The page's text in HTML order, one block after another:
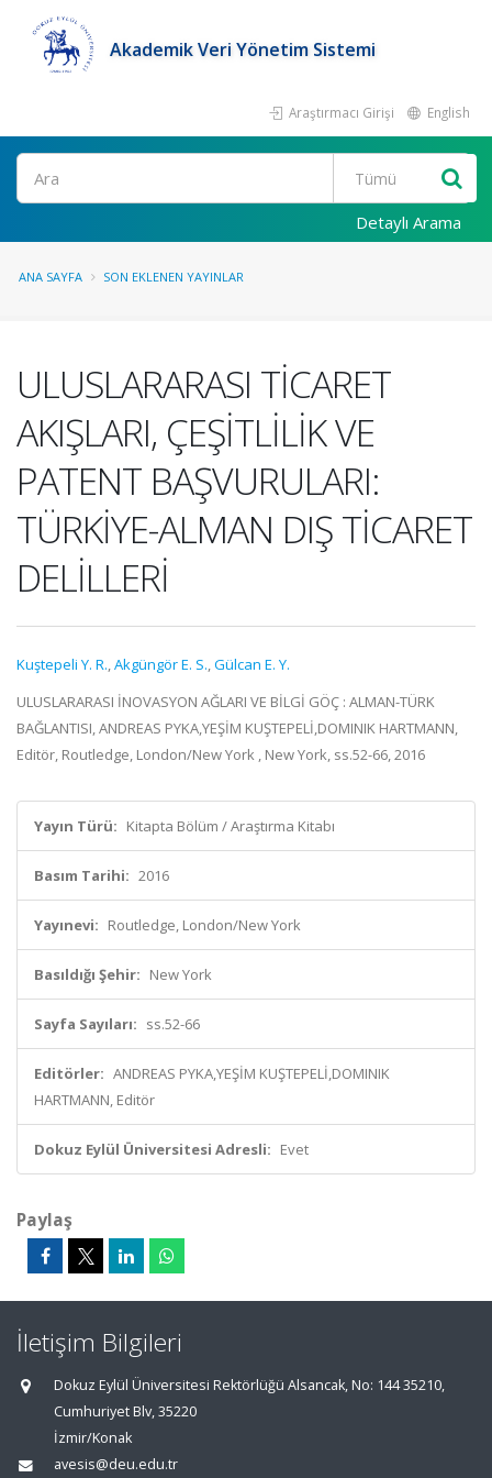
Akademik Veri Yönetim Sistemi
Araştırmacı Girişi English
Ara
Detaylı Arama
ANA SAYFA SON EKLENEN YAYINLAR
ULUSLARARASI TİCARET
AKIŞLARI, ÇEŞİTLİLİK VE
PATENT BAŞVURULARI:
TÜRKİYE-ALMAN DIŞ TİCARET
DELİLLERİ
Kuştepeli Y. R.,Akgüngör E. S.,Gülcan E. Y.
ULUSLARARASI İNOVASYON AĞLARI VE BİLGİ GÖÇ : ALMAN-TÜRK
BAĞLANTISI, ANDREAS PYKA,YEŞİM KUŞTEPELİ,DOMINIK HARTMANN,
Editör, Routledge, London/New York , New York, ss.52-66, 2016
Yayın Türü: Kitapta Bölüm / Araştırma Kitabı
Basım Tarihi: 2016
Yayınevi: Routledge, London/New York
Basıldığı Şehir: New York
Sayfa Sayıları: ss.52-66
Editörler: ANDREAS PYKA,YEŞİM KUŞTEPELİ,DOMINIK
HARTMANN, Editör
Dokuz Eylül Üniversitesi Adresli: Evet
Paylaş
İletişim Bilgileri
Dokuz Eylül Üniversitesi Rektörlüğü Alsancak, No: 144 35210,
Cumhuriyet Blv, 35220
İzmir/Konak
avesis@deu.edu.tr